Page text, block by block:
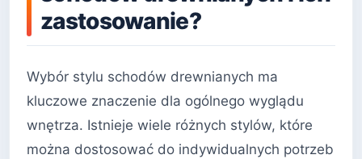
zastosowanie?
Wybór stylu schodów drewnianych ma
kluczowe znaczenie dla ogólnego wyglądu
wnętrza. Istnieje wiele różnych stylów, które
można dostosować do indywidualnych potrzeb